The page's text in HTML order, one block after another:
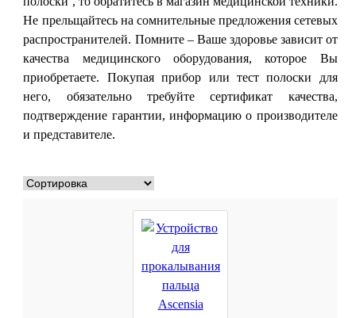
Не прельщайтесь на сомнительные предложения сетевых
распространителей. Помните – Ваше здоровье зависит от
качества медицинского оборудования, которое Вы
приобретаете. Покупая прибор или тест полоски для
него, обязательно требуйте сертификат качества,
подтверждение гарантии, информацию о производителе
и представителе.